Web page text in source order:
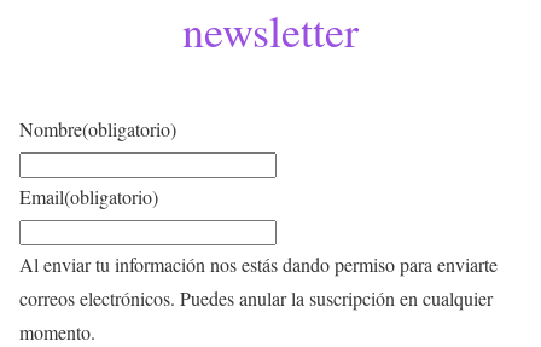
newsletter
Nombre(obligatorio)
Email(obligatorio)
Al enviar tu información nos estás dando permiso para enviarte
correos electrónicos. Puedes anular la suscripción en cualquier
momento.